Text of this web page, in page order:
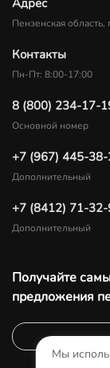
Адрес
Пензенская
Контакты
Пн-Пт: 8:00-17:00
8 (800) 234-17-
Основной номер
+7 (967) 445-
Дополнительный
+7 (8412) 71-
Дополнительный
Получайте
предложения
Мы